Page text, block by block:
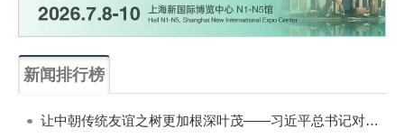
新闻排行榜
让中朝传统友谊之树更加根深叶茂——习近平总书记对朝鲜进行国事访问纪实